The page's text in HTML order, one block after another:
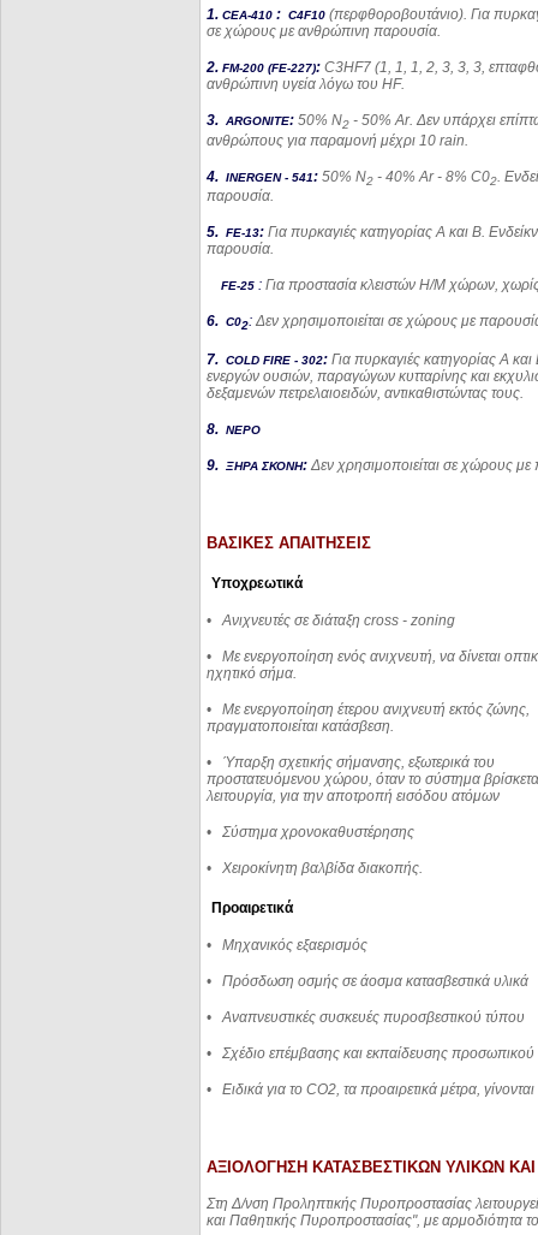
1. CEA-410 : C4F10 (περφθοροβουτάνιο). Για
σε χώρους με ανθρώπινη παρουσία.
2. FM-200 (FE-227): C3HF7 (1, 1, 1, 2, 3, 3, 3,
ανθρώπινη υγεία λόγω του HF.
3. ARGONITE: 50% Ν2 - 50%Ar. Δεν υπάρχει
ανθρώπους για παρα­μονή μέχρι 10 rain
4. INERGEN- 541: 50% Ν2 - 40% Ar- 8% C02 .
παρουσία.
5. FE-13: Για πυρκαγιές κατηγορίας Α και Β.
παρουσία.
FE-25 : Για προστασία κλειστών Η/Μ χώρων,
6. C02: Δεν χρησιμοποιείται σε χώρους με
7. COLD FIRE - 302: Για πυρκαγιές κατηγορίας Α
ενεργών ουσιών, παραγώγων κυτταρίνης και
δεξαμενών πετρελαιοειδών, αντικαθι­στώντας τους.
8. ΝΕΡΟ
9. ΞΗΡΑ ΣΚΟΝΗ: Δεν χρησιμοποιείται σε χώρους
ΒΑΣΙΚΕΣ ΑΠΑΙΤΗΣΕΙΣ
Υποχρεωτικά
•Ανιχνευτές σε διάταξη cross - zoning
• Με ενεργοποίηση ενός ανιχνευτή, να δίνεται
ηχητικό σήμα.
• Με ενεργοποίηση έτερου ανιχνευτή εκτός ζώνης,
πραγματοποιείται κατάσβεση.
• Ύπαρξη σχετικής σήμανσης, εξωτερικά του
προστατευόμενου χώρου, όταν το σύστημα
λειτουργία, για την αποτροπή εισόδου ατόμων
• Σύστημα χρονοκαθυστέρησης
• Χειροκίνητη βαλβίδα διακοπής.
Προαιρετικά
• Μηχανικός εξαερισμός
• Πρόσδωση οσμής σε άοσμα κατασβεστικά υλικά
•Αναπνευστικές συσκευές πυροσβεστικού τύπου
• Σχέδιο επέμβασης και εκπαίδευσης προσωπικού
• Ειδικά για το CO2, τα προαιρετικά μέτρα,
ΑΞΙΟΛΟΓΗΣΗ ΚΑΤΑΣΒΕΣΤΙΚΩΝ ΥΛΙΚΩΝ
Στη Δ/νση Προληπτικής Πυροπροστασίας
και Παθητικής Πυροπροστασίας", με αρμοδιότητα